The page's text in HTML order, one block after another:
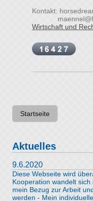
Kontakt:
Wirtschaft und
Startseite
Aktuelles
9.6.2020
Diese Webseite wird
Kooperation wandelt
mein Bezug zur Arbeit
werden - Mein